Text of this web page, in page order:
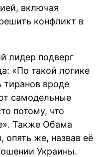
включая
конфликт в
лидер подверг
«По такой логике
вроде
самодельные
потому, что
Также Обама
опять же, назвав её
Украины.